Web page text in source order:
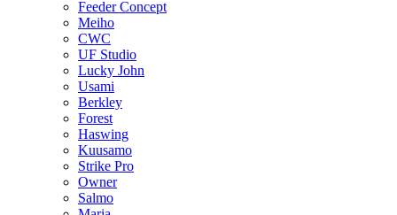
Feeder Concept
Meiho
CWC
UF Studio
Lucky John
Usami
Berkley
Forest
Haswing
Kuusamo
Strike Pro
Owner
Salmo